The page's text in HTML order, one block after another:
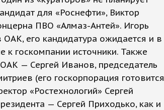
для «Роснефти», Виктор
ПВО «Алмаз-Антей». Игорь
его кандидатура ожидается и в
к госкомпании источники. Также
— Сергей Иванов, председатель
(его госкорпорация готовится
«Ростехнологий» Сергей
— Сергей Приходько, как и